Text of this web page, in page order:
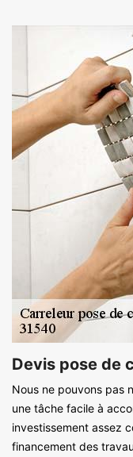
Devis pose de
Nous ne pouvons pas
une tâche facile à
investissement assez
financement des